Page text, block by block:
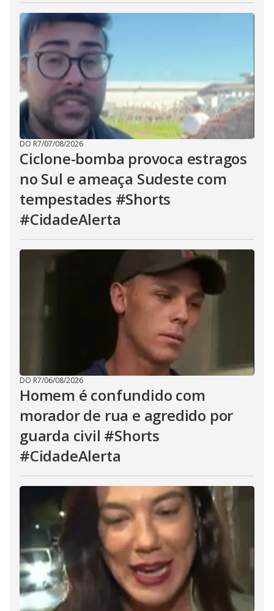
DO R7/07/08/2026
Ciclone-bomba provoca estragos
no Sul e ameaça Sudeste com
tempestades #Shorts
#CidadeAlerta
DO R7/06/08/2026
Homem é confundido com
morador de rua e agredido por
guarda civil #Shorts
#CidadeAlerta